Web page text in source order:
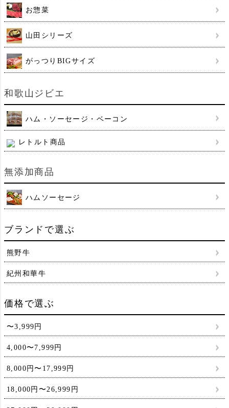
お惣菜
山田シリーズ
がっつりBIGサイズ
和歌山ジビエ
ハム・ソーセージ・ベーコン
レトルト商品
無添加商品
ハムソーセージ
ブランドで選ぶ
熊野牛
紀州和華牛
価格で選ぶ
〜3,999円
4,000〜7,999円
8,000円〜17,999円
18,000円〜26,999円